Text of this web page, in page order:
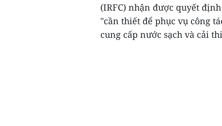
(IRFC) nhận được quyết
"cần thiết để phục vụ công
cung cấp nước sạch và cải